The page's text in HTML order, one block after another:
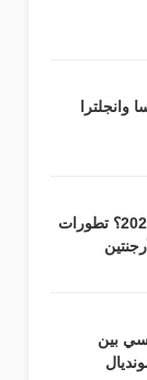
وانجلترا
هل يتأجل نهائي كأس العالم 2026؟ تطورات
بين